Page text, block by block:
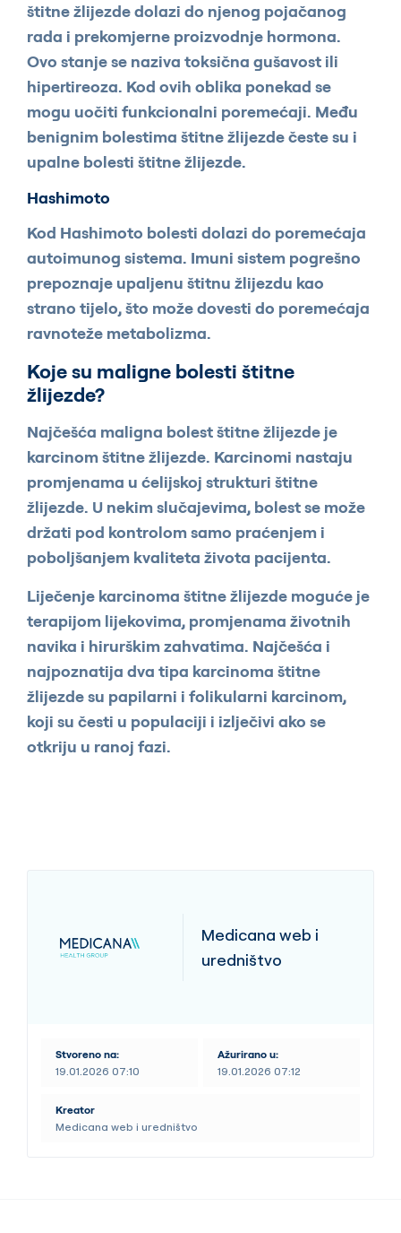
štitne žlijezde dolazi do njenog pojačanog
rada i prekomjerne proizvodnje hormona.
Ovo stanje se naziva toksična gušavost ili
hipertireoza. Kod ovih oblika ponekad se
mogu uočiti funkcionalni poremećaji. Među
benignim bolestima štitne žlijezde česte su i
upalne bolesti štitne žlijezde.
Hashimoto
Kod Hashimoto bolesti dolazi do poremećaja
autoimunog sistema. Imuni sistem pogrešno
prepoznaje upaljenu štitnu žlijezdu kao
strano tijelo, što može dovesti do poremećaja
ravnoteže metabolizma.
Koje su maligne bolesti štitne
žlijezde?
Najčešća maligna bolest štitne žlijezde je
karcinom štitne žlijezde. Karcinomi nastaju
promjenama u ćelijskoj strukturi štitne
žlijezde. U nekim slučajevima, bolest se može
držati pod kontrolom samo praćenjem i
poboljšanjem kvaliteta života pacijenta.
Liječenje karcinoma štitne žlijezde moguće je
terapijom lijekovima, promjenama životnih
navika i hirurškim zahvatima. Najčešća i
najpoznatija dva tipa karcinoma štitne
žlijezde su papilarni i folikularni karcinom,
koji su česti u populaciji i izlječivi ako se
otkriju u ranoj fazi.
Medicana web i
uredništvo
Stvoreno na:
19.01.2026 07:10
Ažurirano u:
19.01.2026 07:12
Kreator
Medicana web i uredništvo